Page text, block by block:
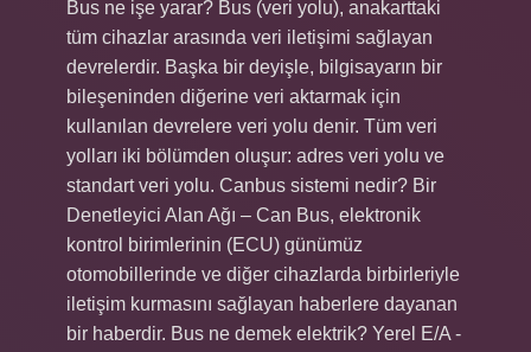
Bus ne işe yarar? Bus (veri yolu), anakarttaki
tüm cihazlar arasında veri iletişimi sağlayan
devrelerdir. Başka bir deyişle, bilgisayarın bir
bileşeninden diğerine veri aktarmak için
kullanılan devrelere veri yolu denir. Tüm veri
yolları iki bölümden oluşur: adres veri yolu ve
standart veri yolu. Canbus sistemi nedir? Bir
Denetleyici Alan Ağı – Can Bus, elektronik
kontrol birimlerinin (ECU) günümüz
otomobillerinde ve diğer cihazlarda birbirleriyle
iletişim kurmasını sağlayan haberlere dayanan
bir haberdir. Bus ne demek elektrik? Yerel E/A -